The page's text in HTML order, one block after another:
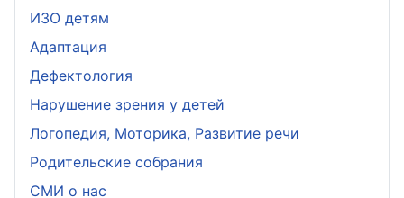
ИЗО детям
Адаптация
Дефектология
Нарушение зрения у детей
Логопедия, Моторика, Развитие речи
Родительские собрания
СМИ о нас